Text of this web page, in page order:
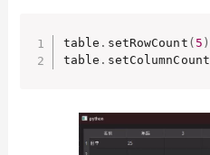
table . setRowCount ( 5 )
table . setColumnCount